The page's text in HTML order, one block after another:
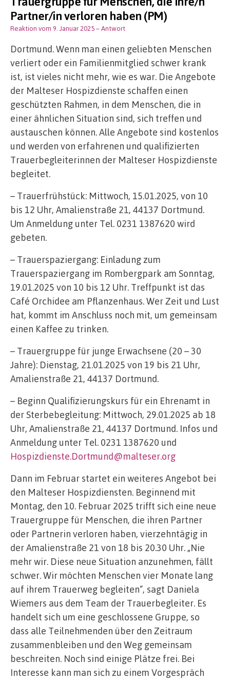
Partner/in verloren haben (PM)
Reaktion vom 9. Januar 2025– Antwort
Dortmund. Wenn man einen geliebten Menschen
verliert oder ein Familienmitglied schwer krank
ist, ist vieles nicht mehr, wie es war. Die Angebote
der Malteser Hospizdienste schaffen einen
geschützten Rahmen, in dem Menschen, die in
einer ähnlichen Situation sind, sich treffen und
austauschen können. Alle Angebote sind kostenlos
und werden von erfahrenen und qualifizierten
Trauerbegleiterinnen der Malteser Hospizdienste
begleitet.
– Trauerfrühstück: Mittwoch, 15.01.2025, von 10
bis 12 Uhr, Amalienstraße 21, 44137 Dortmund.
Um Anmeldung unter Tel. 0231 1387620 wird
gebeten.
– Trauerspaziergang: Einladung zum
Trauerspaziergang im Rombergpark am Sonntag,
19.01.2025 von 10 bis 12 Uhr. Treffpunkt ist das
Café Orchidee am Pflanzenhaus. Wer Zeit und Lust
hat, kommt im Anschluss noch mit, um gemeinsam
einen Kaffee zu trinken.
– Trauergruppe für junge Erwachsene (20 – 30
Jahre): Dienstag, 21.01.2025 von 19 bis 21 Uhr,
Amalienstraße 21, 44137 Dortmund.
– Beginn Qualifizierungskurs für ein Ehrenamt in
der Sterbebegleitung: Mittwoch, 29.01.2025 ab 18
Uhr, Amalienstraße 21, 44137 Dortmund. Infos und
Anmeldung unter Tel. 0231 1387620 und
Hospizdienste.Dortmund@malteser.org
Dann im Februar startet ein weiteres Angebot bei
den Malteser Hospizdiensten. Beginnend mit
Montag, den 10. Februar 2025 trifft sich eine neue
Trauergruppe für Menschen, die ihren Partner
oder Partnerin verloren haben, vierzehntägig in
der Amalienstraße 21 von 18 bis 20.30 Uhr. „Nie
mehr wir. Diese neue Situation anzunehmen, fällt
schwer. Wir möchten Menschen vier Monate lang
auf ihrem Trauerweg begleiten“, sagt Daniela
Wiemers aus dem Team der Trauerbegleiter. Es
handelt sich um eine geschlossene Gruppe, so
dass alle Teilnehmenden über den Zeitraum
zusammenbleiben und den Weg gemeinsam
beschreiten. Noch sind einige Plätze frei. Bei
Interesse kann man sich zu einem Vorgespräch